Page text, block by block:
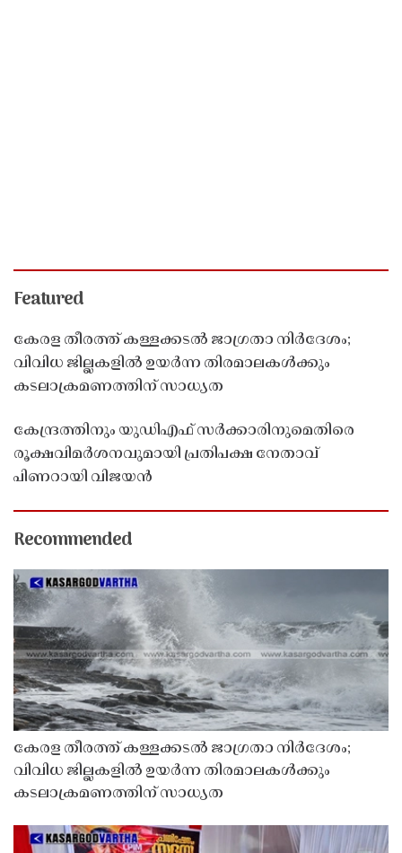
Featured
കേരള തീരത്ത് കള്ളക്കടൽ ജാഗ്രതാ നിർദേശം;
വിവിധ ജില്ലകളിൽ ഉയർന്ന തിരമാലകൾക്കും
കടലാക്രമണത്തിന് സാധ്യത
കേന്ദ്രത്തിനും യുഡിഎഫ് സർക്കാരിനുമെതിരെ
രൂക്ഷവിമർശനവുമായി പ്രതിപക്ഷ നേതാവ്
പിണറായി വിജയൻ
Recommended
കേരള തീരത്ത് കള്ളക്കടൽ ജാഗ്രതാ നിർദേശം;
വിവിധ ജില്ലകളിൽ ഉയർന്ന തിരമാലകൾക്കും
കടലാക്രമണത്തിന് സാധ്യത